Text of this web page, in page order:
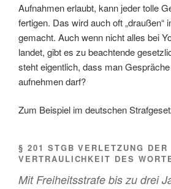
Aufnahmen erlaubt, kann jeder tolle
fertigen. Das wird auch oft „draußen“
gemacht. Auch wenn nicht alles bei
landet, gibt es zu beachtende
steht eigentlich, dass man
aufnehmen darf?
Zum Beispiel im deutschen
§ 201 STGB VERLETZUNG DER
VERTRAULICHKEIT DES
Mit Freiheitsstrafe bis zu drei